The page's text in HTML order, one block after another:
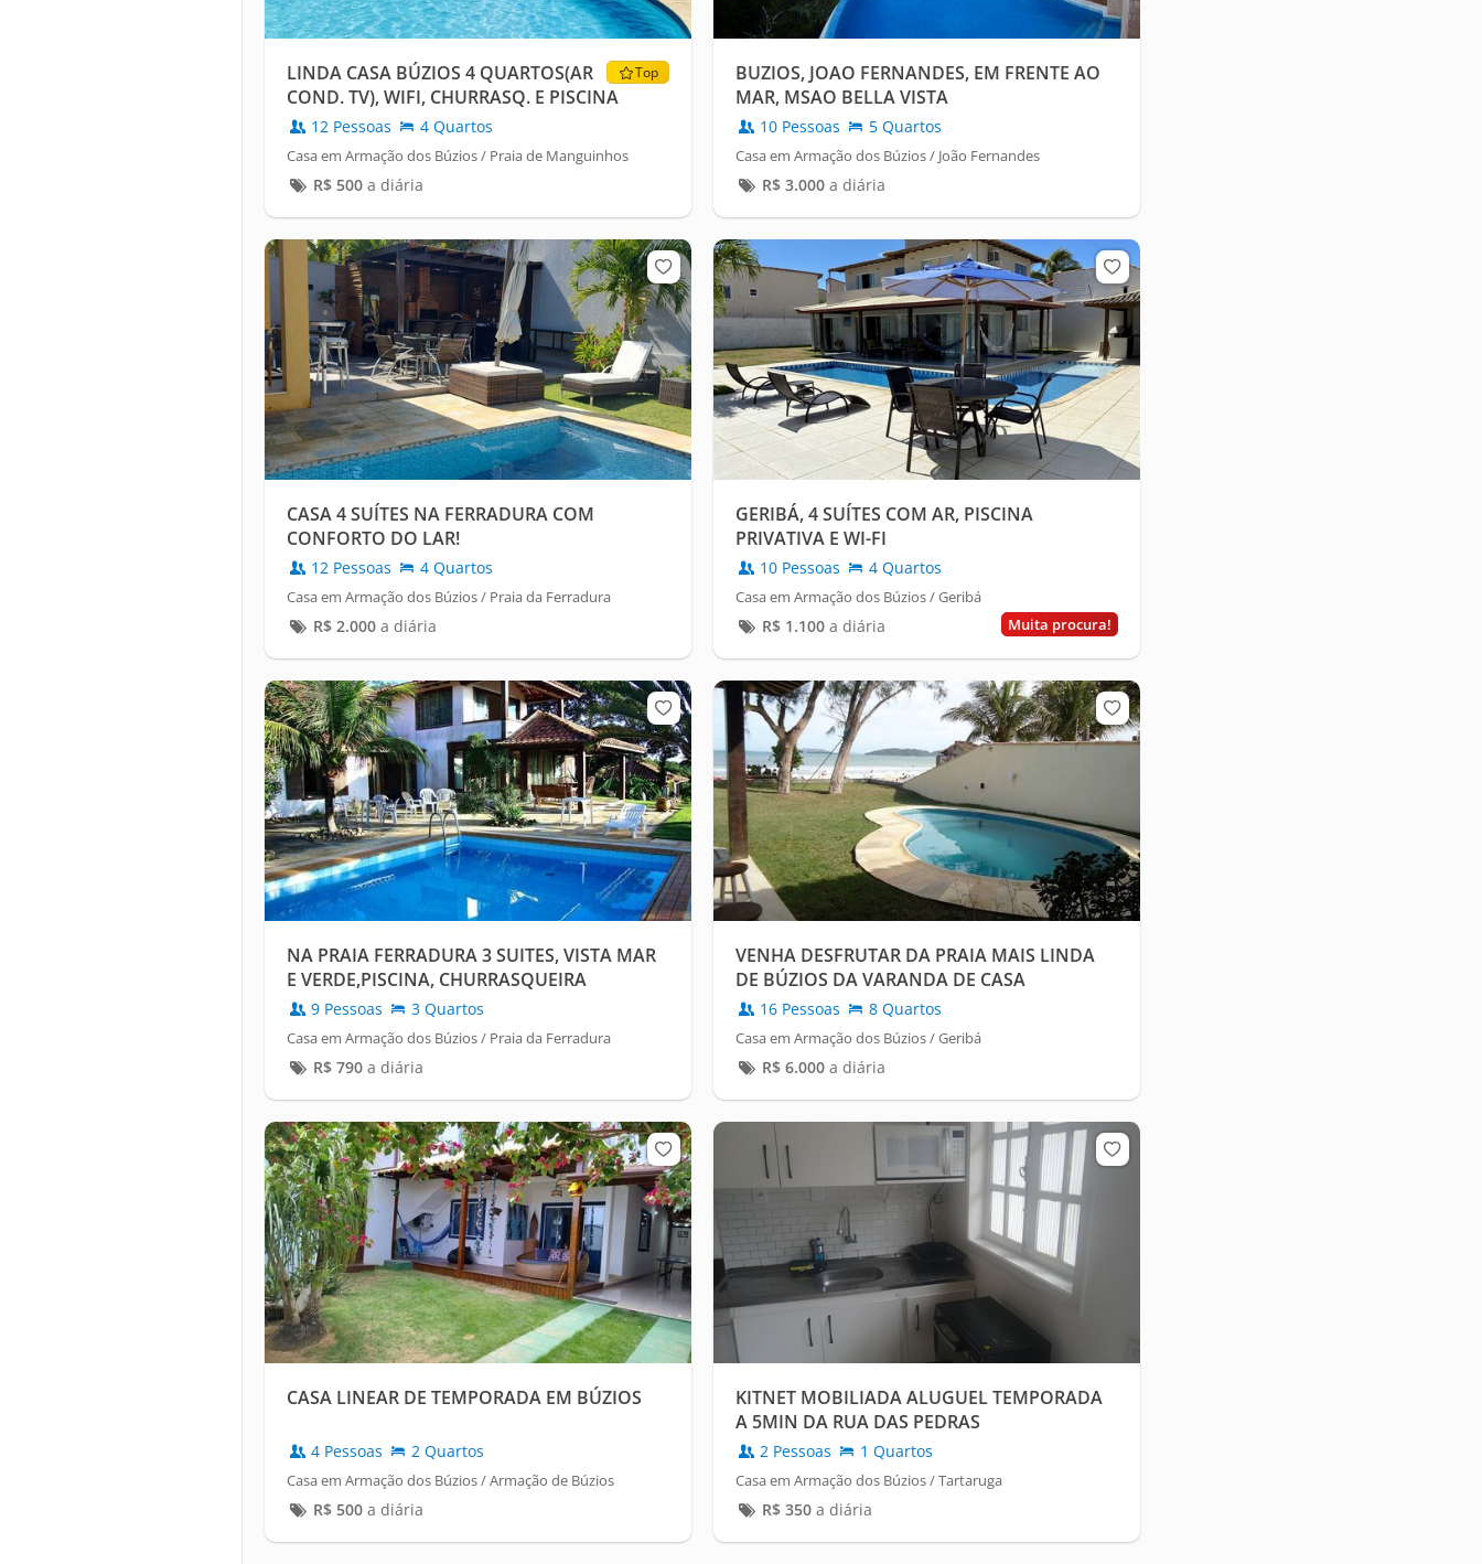
Top
LINDA CASA BÚZIOS 4 QUARTOS(AR
COND. TV), WIFI, CHURRASQ. E PISCINA
12 Pessoas 4 Quartos
Casa em Armação dos Búzios / Praia de Manguinhos
R$ 500a diária
BUZIOS, JOAO FERNANDES, EM FRENTE AO
MAR, MSAO BELLA VISTA
10 Pessoas 5 Quartos
Casa em Armação dos Búzios / João Fernandes
R$ 3.000a diária
CASA 4 SUÍTES NA FERRADURA COM
CONFORTO DO LAR!
12 Pessoas 4 Quartos
Casa em Armação dos Búzios / Praia da Ferradura
R$ 2.000a diária
GERIBÁ, 4 SUÍTES COM AR, PISCINA
PRIVATIVA E WI-FI
10 Pessoas 4 Quartos
Casa em Armação dos Búzios / Geribá
Muita procura!
R$ 1.100a diária
NA PRAIA FERRADURA 3 SUITES, VISTA MAR
E VERDE,PISCINA, CHURRASQUEIRA
9 Pessoas 3 Quartos
Casa em Armação dos Búzios / Praia da Ferradura
R$ 790a diária
VENHA DESFRUTAR DA PRAIA MAIS LINDA
DE BÚZIOS DA VARANDA DE CASA
16 Pessoas 8 Quartos
Casa em Armação dos Búzios / Geribá
R$ 6.000a diária
CASA LINEAR DE TEMPORADA EM BÚZIOS
4 Pessoas 2 Quartos
Casa em Armação dos Búzios / Armação de Búzios
R$ 500a diária
KITNET MOBILIADA ALUGUEL TEMPORADA
A 5MIN DA RUA DAS PEDRAS
2 Pessoas 1 Quartos
Casa em Armação dos Búzios / Tartaruga
R$ 350a diária